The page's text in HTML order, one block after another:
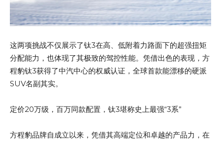
这两项挑战不仅展示了钛3在高、低附着力路面下的超强扭矩
分配能力，也体现了其极致的驾控性能。凭借出色的表现，方
程豹钛3获得了中汽中心的权威认证，全球首款能漂移的硬派
SUV名副其实。
定价20万级，百万同款配置，钛3堪称史上最强“3系”
方程豹品牌自成立以来，凭借其高端定位和卓越的产品力，在